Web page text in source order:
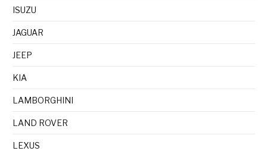
ISUZU
JAGUAR
JEEP
KIA
LAMBORGHINI
LAND ROVER
LEXUS